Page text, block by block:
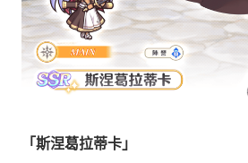
「斯涅葛拉蒂卡」